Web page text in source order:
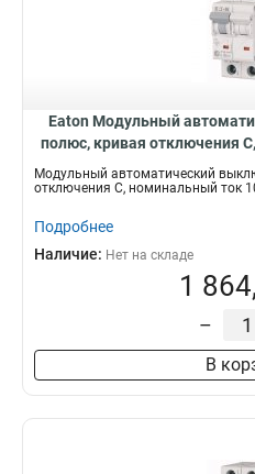
Eaton Модульный
полюс, кривая отключения
Модульный автоматический
отключения C, номинальный ток
Подробнее
Наличие: Нет на складе
1
–
В